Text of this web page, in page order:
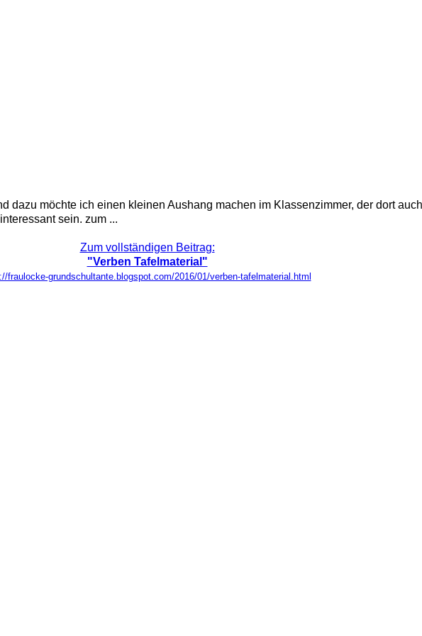
dazu möchte ich einen kleinen Aushang machen im Klassenzimmer, der dort
sein. zum ...
Zum vollständigen Beitrag:
"Verben Tafelmaterial"
fraulocke-grundschultante.blogspot.com/2016/01/verben-tafelmaterial.html